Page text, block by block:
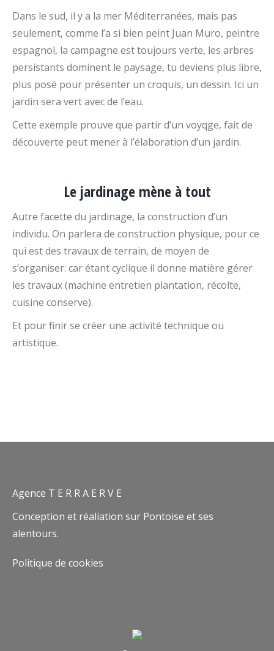
Dans le sud, il y a la mer Méditerranées, mais pas
seulement, comme l’a si bien peint Juan Muro, peintre
espagnol, la campagne est toujours verte, les arbres
persistants dominent le paysage, tu deviens plus libre,
plus posé pour présenter un croquis, un dessin. Ici un
jardin sera vert avec de l’eau.
Cette exemple prouve que partir d’un voyqge, fait de
découverte peut mener à l’élaboration d’un jardin.
Le jardinage mène à tout
Autre facette du jardinage, la construction d’un
individu. On parlera de construction physique, pour ce
qui est des travaux de terrain, de moyen de
s’organiser: car étant cyclique il donne matière gérer
les travaux (machine entretien plantation, récolte,
cuisine conserve).
Et pour finir se créer une activité technique ou
artistique.
Agence T E R R A E R V E
Conception et réaliation sur Pontoise et ses
alentours.
Politique de cookies